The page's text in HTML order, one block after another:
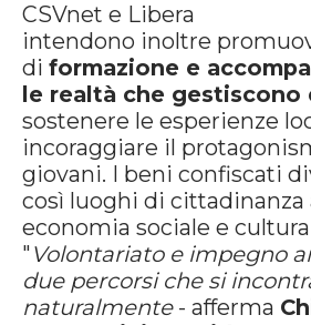
CSVnet e Libera
intendono inoltre
di formazione e
le realtà che gestiscono
sostenere le esperienze
incoraggiare il
giovani. I beni confiscati
così luoghi di cittadinanza
economia sociale e
"Volontariato e impegno
due percorsi che si
naturalmente - afferma